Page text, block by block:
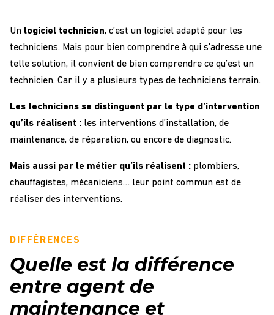
Un logiciel technicien, c’est un logiciel adapté pour les
techniciens. Mais pour bien comprendre à qui s’adresse une
telle solution, il convient de bien comprendre ce qu’est un
technicien. Car il y a plusieurs types de techniciens terrain.
Les techniciens se distinguent par le type d’intervention
qu’ils réalisent : les interventions d’installation, de
maintenance, de réparation, ou encore de diagnostic.
Mais aussi par le métier qu’ils réalisent : plombiers,
chauffagistes, mécaniciens… leur point commun est de
réaliser des interventions.
DIFFÉRENCES
Quelle est la différence
entre agent de
maintenance et